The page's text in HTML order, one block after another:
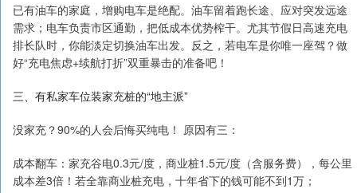
已有油车的家庭，增购电车是绝配。油车留着跑长途、应对突发远途
需求；电车负责市区通勤，把低成本优势榨干。尤其节假日高速充电
排长队时，你能淡定切换油车出发。反之，若电车是你唯一座驾？做
好“充电焦虑+续航打折”双重暴击的准备吧！
三、有私家车位装家充桩的“地主派”
没家充？90%的人会后悔买纯电！ 原因有三：
成本翻车：家充谷电0.3元/度，商业桩1.5元/度（含服务费），每公里
成本差3倍！若全靠商业桩充电，十年省下的钱可能不到1万；